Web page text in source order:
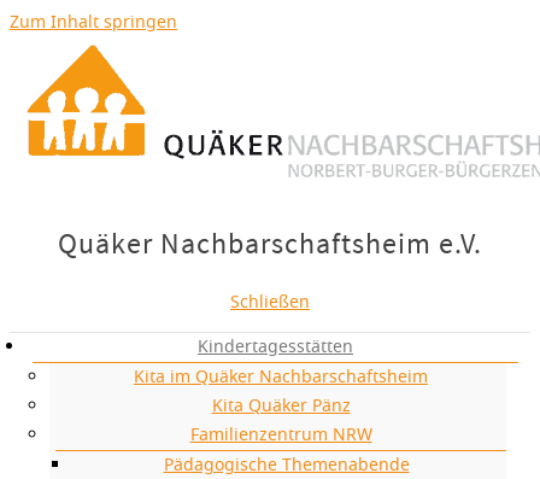
Zum Inhalt springen
Quäker Nachbarschaftsheim e.V.
gemeinsam soziale Balance schaffen
Quäker Nachbarschaftsheim e.V.
Schließen
Kindertagesstätten
Kita im Quäker Nachbarschaftsheim
Kita Quäker Pänz
Familienzentrum NRW
Pädagogische Themenabende